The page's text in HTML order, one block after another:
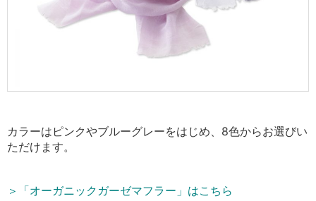
カラーはピンクやブルーグレーをはじめ、8色からお選びい
ただけます。
＞「オーガニックガーゼマフラー」はこちら